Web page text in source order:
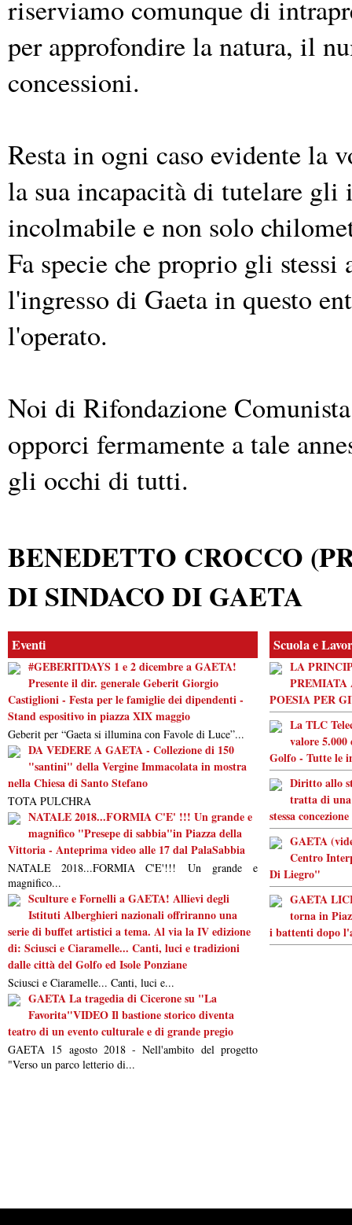
riserviamo comunque di
per approfondire la natura, il
concessioni.
Resta in ogni caso evidente la
la sua incapacità di tutelare gli
incolmabile e non solo
Fa specie che proprio gli
l'ingresso di Gaeta in questo
l'operato.
Noi di Rifondazione
opporci fermamente a tale
gli occhi di tutti.
BENEDETTO CROCCO
DI SINDACO DI GAETA
Eventi
#GEBERITDAYS 1 e 2 dicembre a GAETA!
Presente il dir. generale Geberit Giorgio
Castiglioni - Festa per le famiglie dei dipendenti -
Stand espositivo in piazza XIX maggio
Geberit per “Gaeta si illumina con Favole di Luce”...
DA VEDERE A GAETA - Collezione di 150
"santini" della Vergine Immacolata in mostra
nella Chiesa di Santo Stefano
TOTA PULCHRA
NATALE 2018...FORMIA C'E' !!! Un grande e
magnifico "Presepe di sabbia"in Piazza della
Vittoria - Anteprima video alle 17 dal PalaSabbia
NATALE 2018...FORMIA C'E'!!! Un grande e
magnifico...
Sculture e Fornelli a GAETA! Allievi degli
Istituti Alberghieri nazionali offriranno una
serie di buffet artistici a tema. Al via la IV edizione
di: Sciusci e Ciaramelle... Canti, luci e tradizioni
dalle città del Golfo ed Isole Ponziane
Sciusci e Ciaramelle... Canti, luci e...
GAETA La tragedia di Cicerone su "La
Favorita"VIDEO Il bastione storico diventa
teatro di un evento culturale e di grande pregio
GAETA 15 agosto 2018 - Nell'ambito del progetto
"Verso un parco letterio di...
Scuola e
LA
POESIA PER
La TLC
valore
Golfo - Tutte le
Diritto allo
tratta di
stessa
GAETA
Centro
Di Liegro"
GAETA
torna in
i battenti dopo